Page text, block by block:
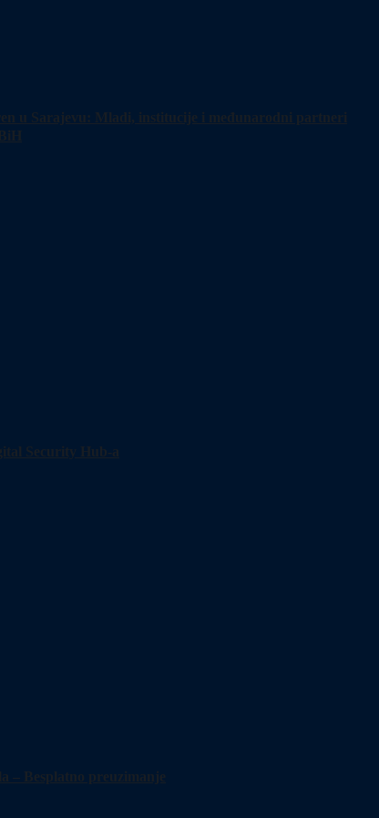
u Sarajevu: Mladi, institucije i međunarodni partneri
Security Hub-a
– Besplatno preuzimanje